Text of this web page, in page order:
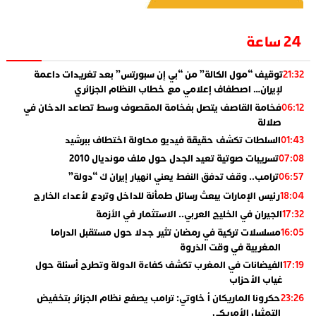
24 ساعة
21:32توقيف “مول الكالة” من “بي إن سبورتس” بعد تغريدات داعمة
لإيران… اصطفاف إعلامي مع خطاب النظام الجزائري
06:12فخامة القاصف يتصل بفخامة المقصوف وسط تصاعد الدخان في
صلالة
01:43السلطات تكشف حقيقة فيديو محاولة اختطاف ببرشيد
07:08تسريبات صوتية تعيد الجدل حول ملف مونديال 2010
06:57ترامب.. وقف تدفق النفط يعني انهيار إيران ك “دولة”
18:04رئيس الإمارات يبعث رسائل طمأنة للداخل وتردع لأعداء الخارج
17:32الجيران في الخليج العربي.. الاستثمار في الأزمة
16:05مسلسلات تركية في رمضان تثير جدلا حول مستقبل الدراما
المغربية في وقت الذروة
17:19الفيضانات في المغرب تكشف كفاءة الدولة وتطرح أسئلة حول
غياب الأحزاب
23:26حكرونا الماريكان أ خاوتي: ترامب يصفع نظام الجزائر بتخفيض
التمثيل الأمريكي